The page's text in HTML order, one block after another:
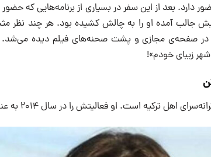
دارد. بعد از این سفر در بسیاری از برنامه‌هایی که
جالب آمده او را به چالش کشیده بود. هر چند نظر
صفحه‌ی مجازی و پشت صحنه‌های فیلم دیده می‌شد.
زیبای خودم»!
ترکیه است. او فعالیتش را در سال ۲۰۱۴ به عنوان خواننده در کشورش ترکیه آغاز کرد.